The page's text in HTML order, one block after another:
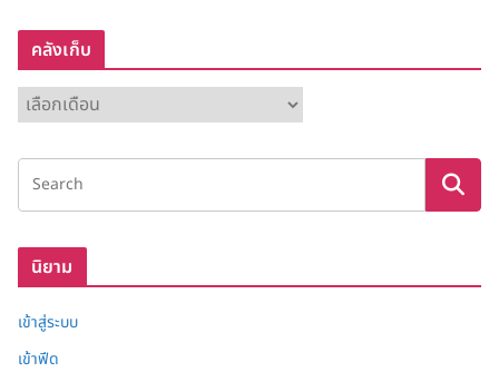
คลังเก็บ
ลั
ง
ก็
นิยาม
เข้าสู่ระบบ
เข้าฟีด